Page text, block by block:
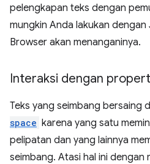
pelengkapan teks dengan
mungkin Anda lakukan dengan
Browser akan menanganinya.
Interaksi dengan
Teks yang seimbang bersaing
space karena yang satu
pelipatan dan yang lainnya
seimbang. Atasi hal ini dengan